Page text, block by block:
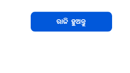
ରାଜି ହୁଅନ୍ତୁ